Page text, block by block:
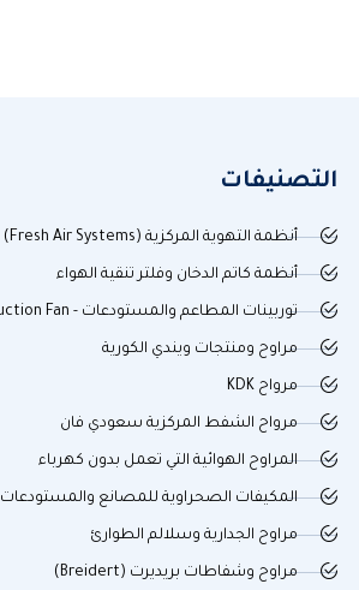
التصنيفات
أنظمة التهوية المركزية (Fresh Air Systems)
أنظمة كاتم الدخان وفلتر تنقية الهواء
توربينات المطاعم والمستودعات - Suction Fan
مراوح ومنتجات ويندي الكورية
مرواح KDK
مرواح الشفط المركزية سعودي فان
المراوح الهوائية التي تعمل بدون كهرباء
المكيفات الصحراوية للمصانع والمستودعات
مراوح الجدارية وسلالم الطوارئ
مراوح وشفاطات بريديرت (Breidert)